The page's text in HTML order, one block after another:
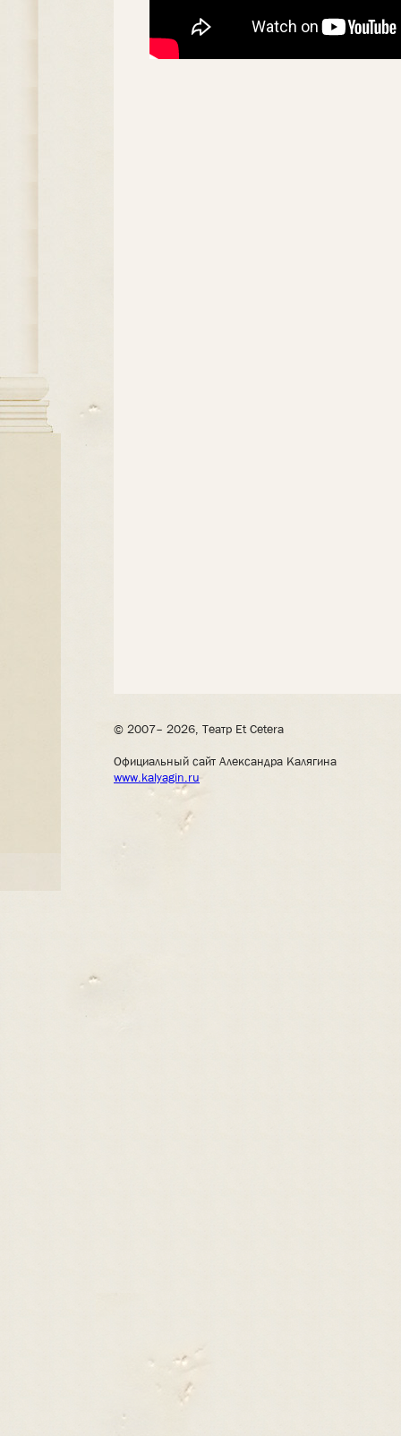
© 2007– 2026, Театр Et Cetera
Официальный сайт Александра Калягина
www.kalyagin.ru